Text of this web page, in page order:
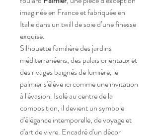
imaginée en France et fabriquée en
Italie dans un twill de soie d’une finesse
exquise.
Silhouette familière des jardins
méditerranéens, des palais orientaux et
des rivages baignés de lumière, le
palmier s'élève ici comme une invitation
à l'évasion. Isolé au centre de la
composition, il devient un symbole
d'élégance intemporelle, de voyage et
d'art de vivre. Encadré d'un décor